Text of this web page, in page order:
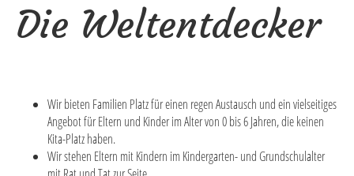
Die Weltentdecker
Wir bieten Familien Platz für einen regen Austausch und ein vielseitiges
Angebot für Eltern und Kinder im Alter von 0 bis 6 Jahren, die keinen
Kita-Platz haben.
Wir stehen Eltern mit Kindern im Kindergarten- und Grundschulalter